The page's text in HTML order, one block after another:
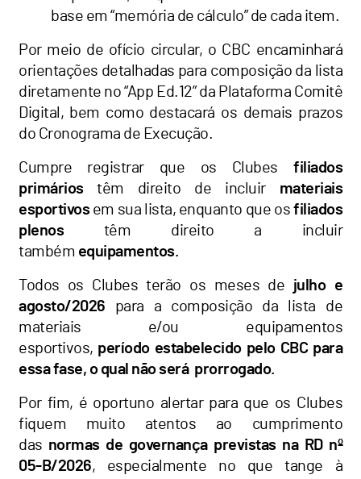
base em “memória de cálculo” de cada item.
Por meio de ofício circular, o CBC encaminhará
orientações detalhadas para composição da lista
diretamente no “App Ed.12” da Plataforma Comitê
Digital, bem como destacará os demais prazos
do Cronograma de Execução.
Cumpre registrar que os Clubes filiados
primários têm direito de incluir materiais
esportivos em sua lista, enquanto que os filiados
plenos têm direito a incluir
também equipamentos.
Todos os Clubes terão os meses de julho e
agosto/2026 para a composição da lista de
materiais e/ou equipamentos
esportivos, período estabelecido pelo CBC para
essa fase, o qual não será prorrogado.
Por fim, é oportuno alertar para que os Clubes
fiquem muito atentos ao cumprimento
das normas de governança previstas na RD nº
05-B/2026, especialmente no que tange à